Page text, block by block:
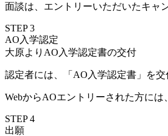
面談は、エントリーいただいたキャ
STEP 3
AO入学認定
大原よりAO入学認定書の交付
認定者には、「AO入学認定書」を交
WebからAOエントリーされた方には
STEP 4
出願